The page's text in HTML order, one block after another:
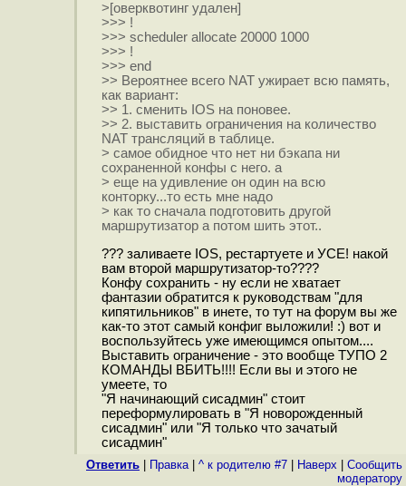
>[оверквотинг удален]
>>> !
>>> scheduler allocate 20000 1000
>>> !
>>> end
>> Вероятнее всего NAT ужирает всю память,
как вариант:
>> 1. сменить IOS на поновее.
>> 2. выставить ограничения на количество
NAT трансляций в таблице.
> самое обидное что нет ни бэкапа ни
сохраненной конфы с него. а
> еще на удивление он один на всю
конторку...то есть мне надо
> как то сначала подготовить другой
маршрутизатор а потом шить этот..
??? заливаете IOS, рестартуете и УСЕ! накой
вам второй маршрутизатор-то????
Конфу сохранить - ну если не хватает
фантазии обратится к руководствам "для
кипятильников" в инете, то тут на форум вы же
как-то этот самый конфиг выложили! :) вот и
воспользуйтесь уже имеющимся опытом....
Выставить ограничение - это вообще ТУПО 2
КОМАНДЫ ВБИТЬ!!!! Если вы и этого не
умеете, то
"Я начинающий сисадмин" стоит
переформулировать в "Я новорожденный
сисадмин" или "Я только что зачатый
сисадмин"
Ответить Правка| ^ к родителю #7 Наверх
Cообщить
модератору